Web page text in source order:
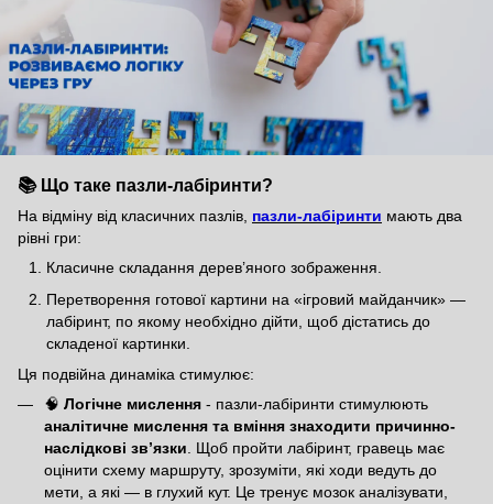
📚 Що таке пазли-лабіринти?
На відміну від класичних пазлів, пазли-лабіринти мають два
рівні гри:
Класичне складання дерев’яного зображення.
Перетворення готової картини на «ігровий майданчик» —
лабіринт, по якому необхідно дійти, щоб дістатись до
складеної картинки.
Ця подвійна динаміка стимулює:
🧠 Логічне мислення - пазли-лабіринти стимулюють
аналітичне мислення та вміння знаходити причинно-
наслідкові зв’язки . Щоб пройти лабіринт, гравець має
оцінити схему маршруту, зрозуміти, які ходи ведуть до
мети, а які — в глухий кут. Це тренує мозок аналізувати,